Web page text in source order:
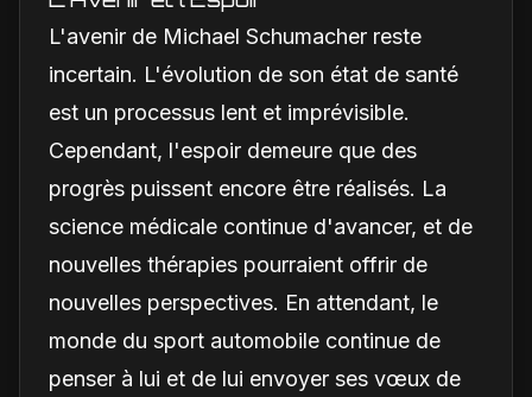
L'avenir de Michael Schumacher reste
incertain. L'évolution de son état de santé
est un processus lent et imprévisible.
Cependant, l'espoir demeure que des
progrès puissent encore être réalisés. La
science médicale continue d'avancer, et de
nouvelles thérapies pourraient offrir de
nouvelles perspectives. En attendant, le
monde du sport automobile continue de
penser à lui et de lui envoyer ses vœux de